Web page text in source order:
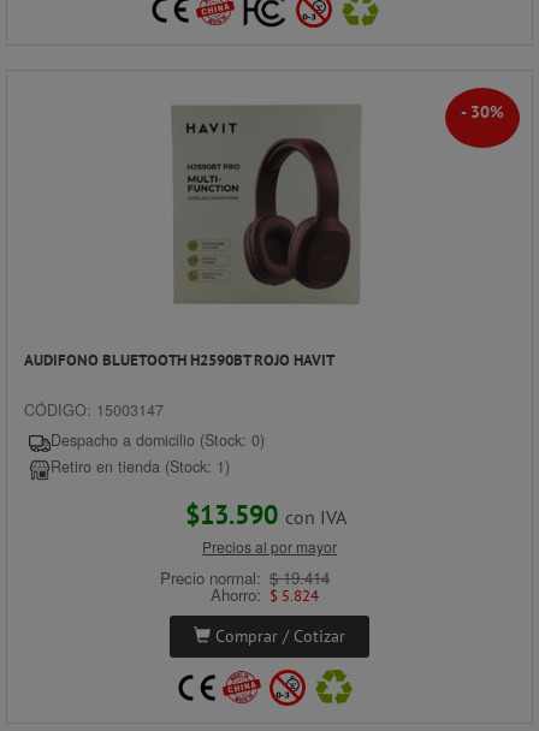
- 30%
AUDIFONO BLUETOOTH H2590BT ROJO HAVIT
CÓDIGO: 15003147
Despacho a domicilio (Stock: 0)
Retiro en tienda (Stock: 1)
$13.590 con IVA
Precios al por mayor
Precio normal: $ 19.414
Ahorro: $ 5.824
Comprar / Cotizar